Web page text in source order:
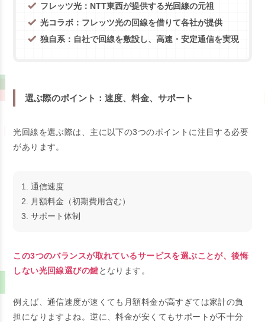
フレッツ光：NTT東西が提供する光回線の元祖
光コラボ：フレッツ光の回線を借りて各社が提供
独自系：自社で回線を敷設し、高速・安定通信を実現
選ぶ際のポイント：速度、料金、サポート
光回線を選ぶ際は、主に以下の3つのポイントに注目する必要
があります。
1. 通信速度
2. 月額料金（初期費用含む）
3. サポート体制
この3つのバランスが取れているサービスを選ぶことが、後悔
しない光回線選びの鍵となります。
例えば、通信速度が速くても月額料金が高すぎては家計の負
担になりますよね。逆に、料金が安くてもサポートが不十分